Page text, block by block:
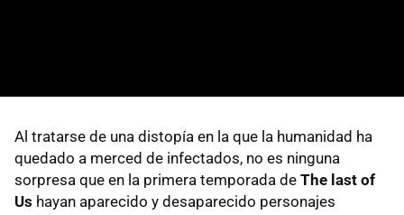
Al tratarse de una distopía en la que la humanidad ha
quedado a merced de infectados, no es ninguna
sorpresa que en la primera temporada de The last of
Us hayan aparecido y desaparecido personajes